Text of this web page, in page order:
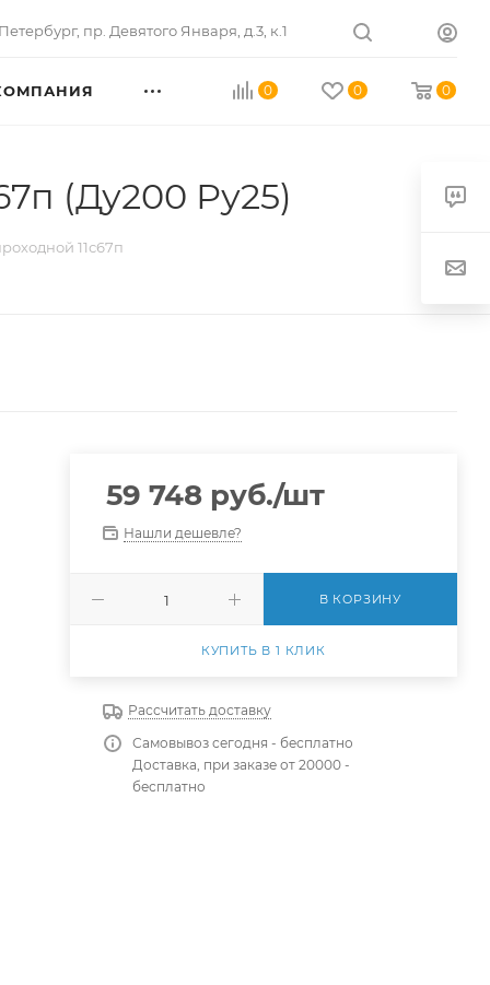
, пр. Девятого Января, д.3, к.1
0 0 0
(Ду200 Ру25)
11с67п
59 748руб./шт
Нашли дешевле?
В КОРЗИНУ
КУПИТЬ В 1 КЛИК
Рассчитать доставку
Самовывоз сегодня - бесплатно
Доставка, при заказе от 20000 -
бесплатно